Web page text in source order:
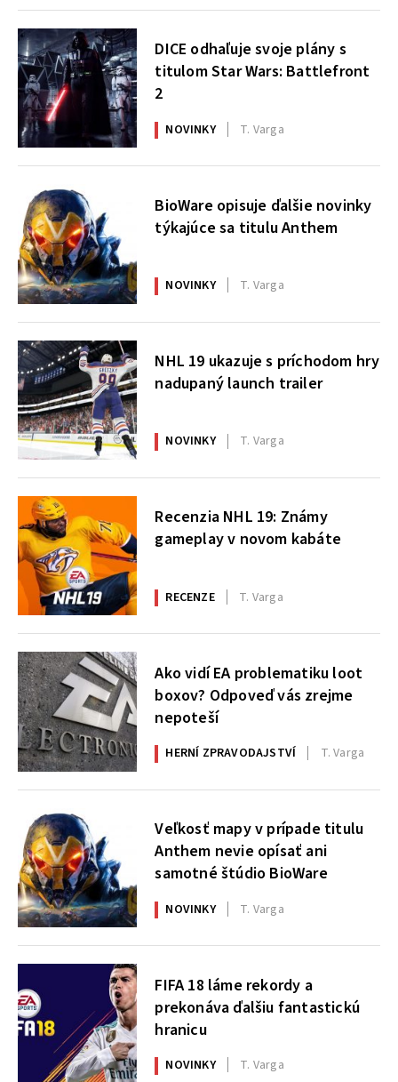
DICE odhaľuje svoje plány s
titulom Star Wars: Battlefront
2
NOVINKY T. Varga
BioWare opisuje ďalšie novinky
týkajúce sa titulu Anthem
NOVINKY T. Varga
NHL 19 ukazuje s príchodom hry
nadupaný launch trailer
NOVINKY T. Varga
Recenzia NHL 19: Známy
gameplay v novom kabáte
RECENZE T. Varga
Ako vidí EA problematiku loot
boxov? Odpoveď vás zrejme
nepoteší
HERNÍ ZPRAVODAJSTVÍ T. Varga
Veľkosť mapy v prípade titulu
Anthem nevie opísať ani
samotné štúdio BioWare
NOVINKY T. Varga
FIFA 18 láme rekordy a
prekonáva ďalšiu fantastickú
hranicu
NOVINKY T. Varga